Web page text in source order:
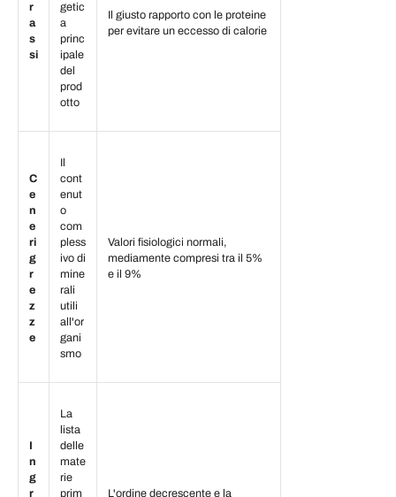
r
a
s
si
getic
a
princ
ipale
del
prod
otto
Il giusto rapporto con le proteine
per evitare un eccesso di calorie
C
e
n
e
ri
g
r
e
z
z
e
Il
cont
enut
o
com
pless
ivo di
mine
rali
utili
all'or
gani
smo
Valori fisiologici normali,
mediamente compresi tra il 5%
e il 9%
I
n
g
r
La
lista
delle
mate
rie
prim
L'ordine decrescente e la